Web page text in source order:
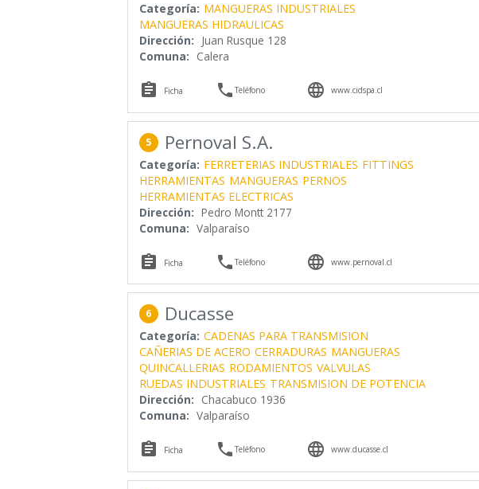
Categoría: MANGUERAS INDUSTRIALES
MANGUERAS HIDRAULICAS
Dirección: Juan Rusque 128
Comuna: Calera
 Ficha Teléfono  www.cidspa.cl
5 Pernoval S.A.
Categoría: FERRETERIAS INDUSTRIALES FITTINGS
HERRAMIENTAS MANGUERAS PERNOS
HERRAMIENTAS ELECTRICAS
Dirección: Pedro Montt 2177
Comuna: Valparaíso
 Ficha Teléfono  www.pernoval.cl
6 Ducasse
Categoría: CADENAS PARA TRANSMISION
CAÑERIAS DE ACERO CERRADURAS MANGUERAS
QUINCALLERIAS RODAMIENTOS VALVULAS
RUEDAS INDUSTRIALES TRANSMISION DE POTENCIA
Dirección: Chacabuco 1936
Comuna: Valparaíso
 Ficha Teléfono  www.ducasse.cl